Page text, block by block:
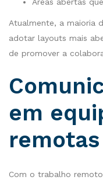
Áreas abertas
Atualmente, a maioria
adotar layouts mais
de promover a
em
remotas
Com o trabalho